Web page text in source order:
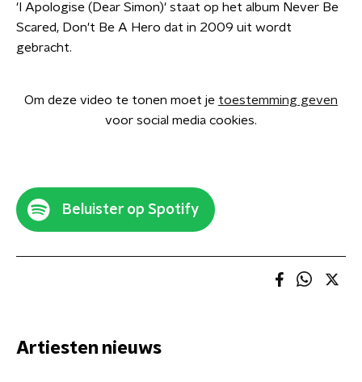
'I Apologise (Dear Simon)' staat op het album Never Be
Scared, Don't Be A Hero dat in 2009 uit wordt
gebracht.
Om deze video te tonen moet je toestemming geven
voor social media cookies.
Beluister op Spotify
Artiesten nieuws